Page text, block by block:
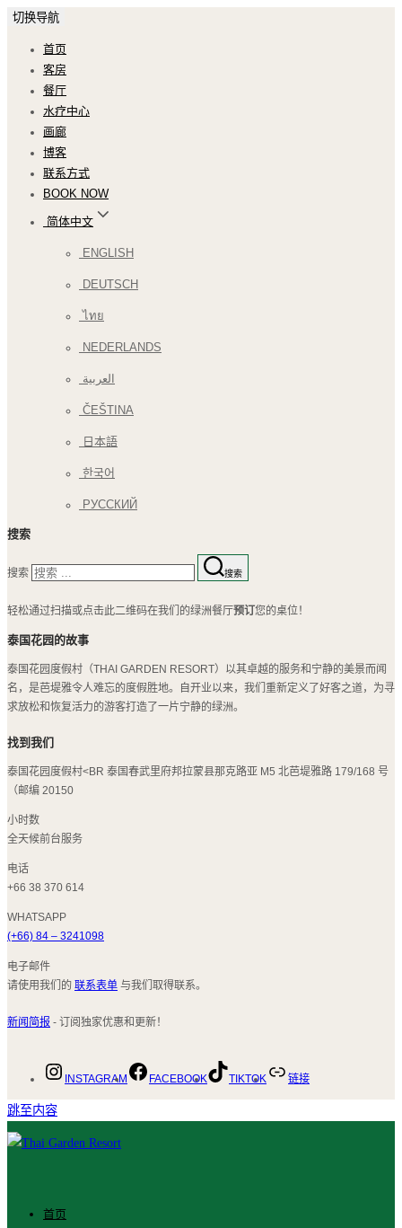
切换导航
首页
客房
餐厅
水疗中心
画廊
博客
联系方式
BOOK NOW
简体中文
ENGLISH
DEUTSCH
ไทย
NEDERLANDS
العربية
ČEŠTINA
日本語
한국어
РУССКИЙ
搜索
搜索 搜索
轻松通过扫描或点击此二维码在我们的绿洲餐厅预订 您的桌位！
泰国花园的故事
泰国花园度假村（THAI GARDEN RESORT）以其卓越的服务和宁静的美景而闻
名，是芭堤雅令人难忘的度假胜地。自开业以来，我们重新定义了好客之道，为寻
求放松和恢复活力的游客打造了一片宁静的绿洲。
找到我们
泰国花园度假村<BR 泰国春武里府邦拉蒙县那克路亚 M5 北芭堤雅路 179/168 号
（邮编 20150
小时数
全天候前台服务
电话
+66 38 370 614
WHATSAPP
(+66) 84 – 3241098
电子邮件
请使用我们的 联系表单 与我们取得联系。
新闻简报 - 订阅独家优惠和更新！
INSTAGRAM FACEBOOK TIKTOK 链接
跳至内容
首页